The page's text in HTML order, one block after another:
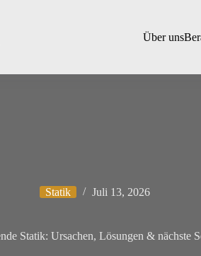
Über uns
Statik Juli 13, 2026
Statik: Ursachen, Lösungen & nächste